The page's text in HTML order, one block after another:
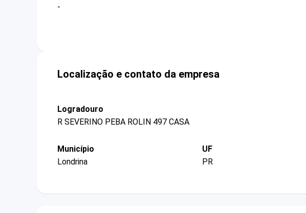
-
Localização e contato da empresa
Logradouro
R SEVERINO PEBA ROLIN 497 CASA
Município
Londrina
UF
PR